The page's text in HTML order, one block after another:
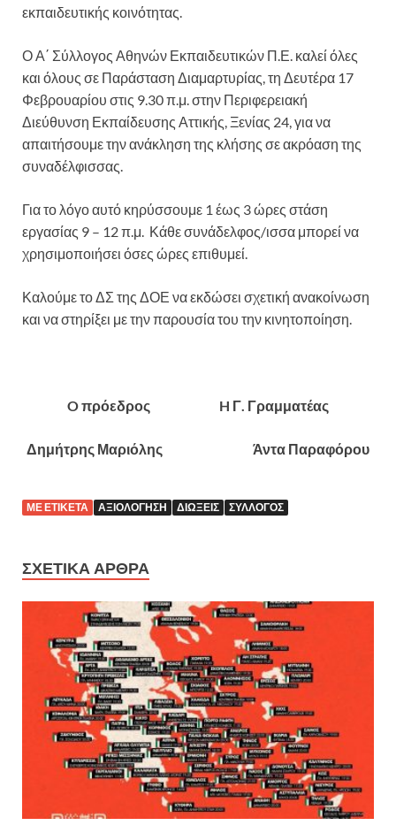
εκπαιδευτικής κοινότητας.
Ο Α΄ Σύλλογος Αθηνών Εκπαιδευτικών Π.Ε. καλεί όλες
και όλους σε Παράσταση Διαμαρτυρίας, τη Δευτέρα 17
Φεβρουαρίου στις 9.30 π.μ. στην Περιφερειακή
Διεύθυνση Εκπαίδευσης Αττικής, Ξενίας 24, για να
απαιτήσουμε την ανάκληση της κλήσης σε ακρόαση της
συναδέλφισσας.
Για το λόγο αυτό κηρύσσουμε 1 έως 3 ώρες στάση
εργασίας 9 – 12 π.μ. Κάθε συνάδελφος/ισσα μπορεί να
χρησιμοποιήσει όσες ώρες επιθυμεί.
Καλούμε το ΔΣ της ΔΟΕ να εκδώσει σχετική ανακοίνωση
και να στηρίξει με την παρουσία του την κινητοποίηση.
O πρόεδρος H Γ. Γραμματέας
Δημήτρης Μαριόλης Άντα Παραφόρου
ΜΕ ΕΤΙΚΈΤΑ ΑΞΙΟΛΌΓΗΣΗ ΔΙΏΞΕΙΣ ΣΎΛΛΟΓΟΣ
ΣΧΕΤΙΚΆ ΆΡΘΡΑ